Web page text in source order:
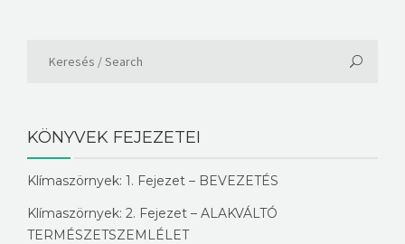
KÖNYVEK FEJEZETEI
Klímaszörnyek: 1. Fejezet – BEVEZETÉS
Klímaszörnyek: 2. Fejezet – ALAKVÁLTÓ
TERMÉSZETSZEMLÉLET